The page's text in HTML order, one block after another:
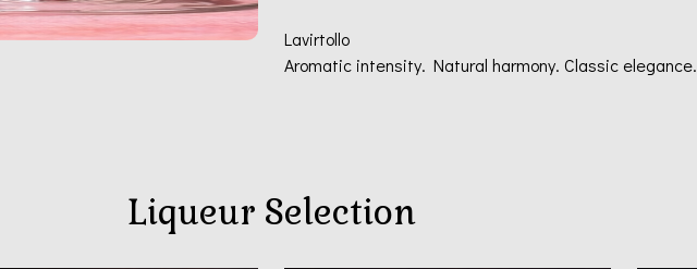
Lavirtollo
Aromatic intensity. Natural harmony. Classic elegance.
Liqueur Selection